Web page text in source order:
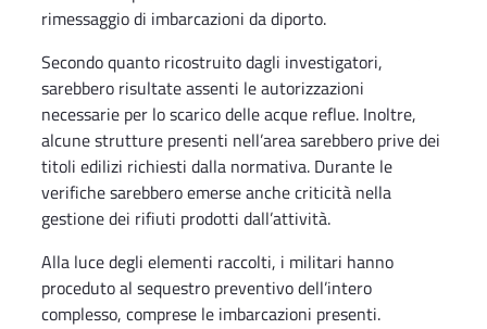
rimessaggio di imbarcazioni da diporto.
Secondo quanto ricostruito dagli investigatori,
sarebbero risultate assenti le autorizzazioni
necessarie per lo scarico delle acque reflue. Inoltre,
alcune strutture presenti nell’area sarebbero prive dei
titoli edilizi richiesti dalla normativa. Durante le
verifiche sarebbero emerse anche criticità nella
gestione dei rifiuti prodotti dall’attività.
Alla luce degli elementi raccolti, i militari hanno
proceduto al sequestro preventivo dell’intero
complesso, comprese le imbarcazioni presenti.